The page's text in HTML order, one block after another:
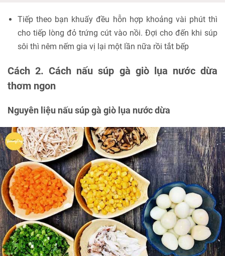
Tiếp theo bạn khuấy đều hỗn hợp khoảng vài phút thì
cho tiếp lòng đỏ trứng cút vào nồi. Đợi cho đến khi súp
sôi thì nêm nếm gia vị lại một lần nữa rồi tắt bếp
Cách 2. Cách nấu súp gà giò lụa nước dừa
thơm ngon
Nguyên liệu nấu súp gà giò lụa nước dừa